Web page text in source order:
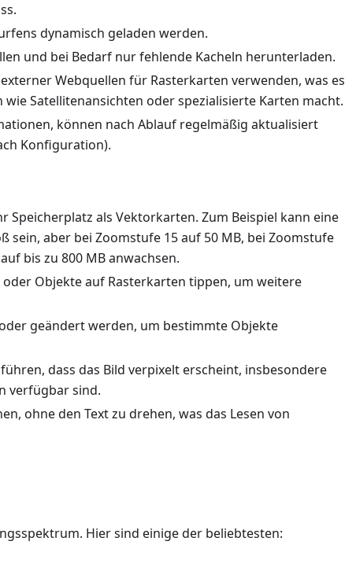
dynamisch geladen werden.
und bei Bedarf nur fehlende Kacheln herunterladen.
Webquellen für Rasterkarten verwenden, was es
Satellitenansichten oder spezialisierte Karten macht.
können nach Ablauf regelmäßig aktualisiert
Konfiguration).
Speicherplatz als Vektorkarten. Zum Beispiel kann eine
sein, aber bei Zoomstufe 15 auf 50 MB, bei Zoomstufe
bis zu 800 MB anwachsen.
Objekte auf Rasterkarten tippen, um weitere
geändert werden, um bestimmte Objekte
dass das Bild verpixelt erscheint, insbesondere
verfügbar sind.
ohne den Text zu drehen, was das Lesen von
Hier sind einige der beliebtesten: